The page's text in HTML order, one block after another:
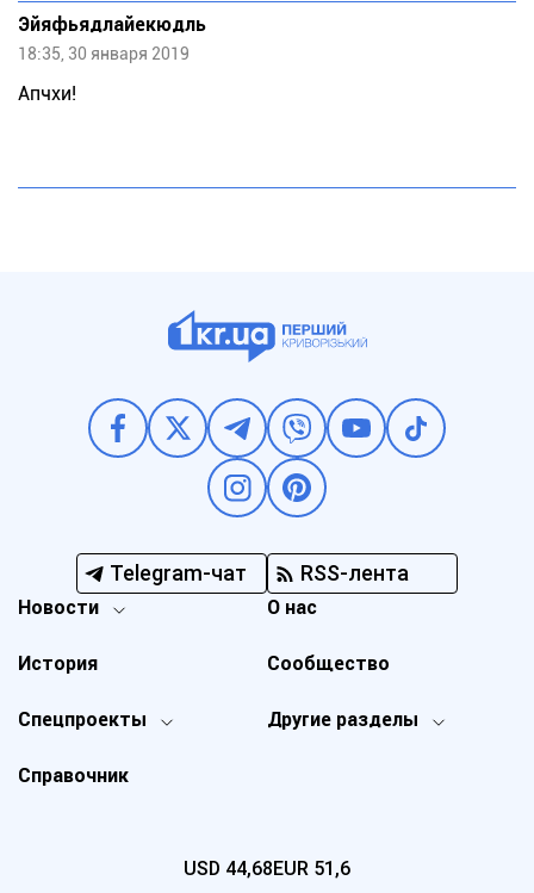
Эйяфьядлайекюдль
18:35, 30 января 2019
Апчхи!
Telegram-чат RSS-лента
Новости
Спецпроекты Другие разделы
История
О нас
Справочник
Сообщество
USD 44,68EUR 51,6